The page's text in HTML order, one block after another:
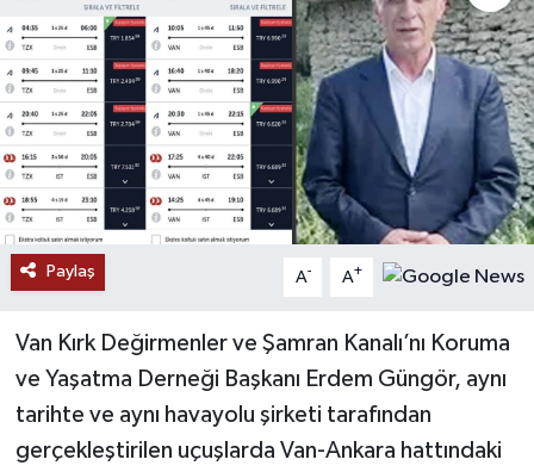
Paylaş A- A+
Van Kırk Değirmenler ve Şamran Kanalı’nı Koruma
ve Yaşatma Derneği Başkanı Erdem Güngör, aynı
tarihte ve aynı havayolu şirketi tarafından
gerçekleştirilen uçuşlarda Van-Ankara hattındaki